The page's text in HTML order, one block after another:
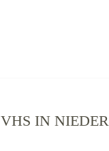
VHS IN